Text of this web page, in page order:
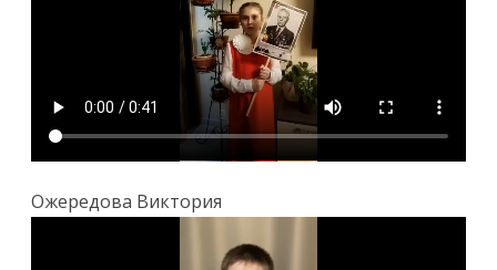
Ожередова Виктория